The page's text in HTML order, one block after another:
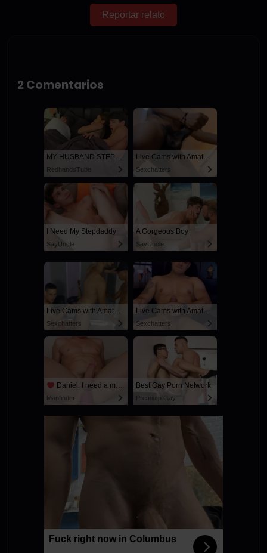
Reportar relato
2 Comentarios
MY HUSBAND STEPSON MISTAKENLY GIVES ME IN THE ASS
RedhandsTube
Live Cams with Amateur Men
Sexchatters
I Need My Stepdaddy
SayUncle
A Gorgeous Boy
SayUncle
Live Cams with Amateur Men
Sexchatters
Live Cams with Amateur Men
Sexchatters
Daniel: I need a man for a spicy night...
Manfinder
Best Gay Porn Network
Premium Gay
Fuck right now in Columbus